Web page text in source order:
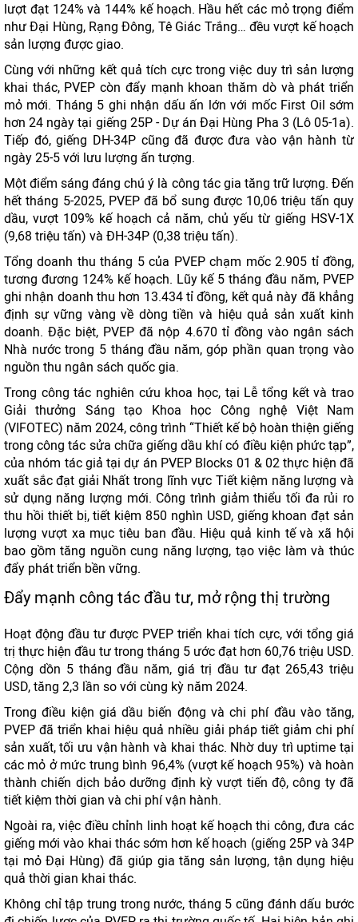
lượt đạt 124% và 144% kế hoạch. Hầu hết các mỏ trọng điểm
như Đại Hùng, Rạng Đông, Tê Giác Trắng… đều vượt kế hoạch
sản lượng được giao.
Cùng với những kết quả tích cực trong việc duy trì sản lượng
khai thác, PVEP còn đẩy mạnh khoan thăm dò và phát triển
mỏ mới. Tháng 5 ghi nhận dấu ấn lớn với mốc First Oil sớm
hơn 24 ngày tại giếng 25P - Dự án Đại Hùng Pha 3 (Lô 05-1a).
Tiếp đó, giếng DH-34P cũng đã được đưa vào vận hành từ
ngày 25-5 với lưu lượng ấn tượng.
Một điểm sáng đáng chú ý là công tác gia tăng trữ lượng. Đến
hết tháng 5-2025, PVEP đã bổ sung được 10,06 triệu tấn quy
dầu, vượt 109% kế hoạch cả năm, chủ yếu từ giếng HSV-1X
(9,68 triệu tấn) và ĐH-34P (0,38 triệu tấn).
Tổng doanh thu tháng 5 của PVEP chạm mốc 2.905 tỉ đồng,
tương đương 124% kế hoạch. Lũy kế 5 tháng đầu năm, PVEP
ghi nhận doanh thu hơn 13.434 tỉ đồng, kết quả này đã khẳng
định sự vững vàng về dòng tiền và hiệu quả sản xuất kinh
doanh. Đặc biệt, PVEP đã nộp 4.670 tỉ đồng vào ngân sách
Nhà nước trong 5 tháng đầu năm, góp phần quan trọng vào
nguồn thu ngân sách quốc gia.
Trong công tác nghiên cứu khoa học, tại Lễ tổng kết và trao
Giải thưởng Sáng tạo Khoa học Công nghệ Việt Nam
(VIFOTEC) năm 2024, công trình “Thiết kế bộ hoàn thiện giếng
trong công tác sửa chữa giếng dầu khí có điều kiện phức tạp”,
của nhóm tác giả tại dự án PVEP Blocks 01 & 02 thực hiện đã
xuất sắc đạt giải Nhất trong lĩnh vực Tiết kiệm năng lượng và
sử dụng năng lượng mới. Công trình giảm thiểu tối đa rủi ro
thu hồi thiết bị, tiết kiệm 850 nghìn USD, giếng khoan đạt sản
lượng vượt xa mục tiêu ban đầu. Hiệu quả kinh tế và xã hội
bao gồm tăng nguồn cung năng lượng, tạo việc làm và thúc
đẩy phát triển bền vững.
Đẩy mạnh công tác đầu tư, mở rộng thị trường
Hoạt động đầu tư được PVEP triển khai tích cực, với tổng giá
trị thực hiện đầu tư trong tháng 5 ước đạt hơn 60,76 triệu USD.
Cộng dồn 5 tháng đầu năm, giá trị đầu tư đạt 265,43 triệu
USD, tăng 2,3 lần so với cùng kỳ năm 2024.
Trong điều kiện giá dầu biến động và chi phí đầu vào tăng,
PVEP đã triển khai hiệu quả nhiều giải pháp tiết giảm chi phí
sản xuất, tối ưu vận hành và khai thác. Nhờ duy trì uptime tại
các mỏ ở mức trung bình 96,4% (vượt kế hoạch 95%) và hoàn
thành chiến dịch bảo dưỡng định kỳ vượt tiến độ, công ty đã
tiết kiệm thời gian và chi phí vận hành.
Ngoài ra, việc điều chỉnh linh hoạt kế hoạch thi công, đưa các
giếng mới vào khai thác sớm hơn kế hoạch (giếng 25P và 34P
tại mỏ Đại Hùng) đã giúp gia tăng sản lượng, tận dụng hiệu
quả thời gian khai thác.
Không chỉ tập trung trong nước, tháng 5 cũng đánh dấu bước